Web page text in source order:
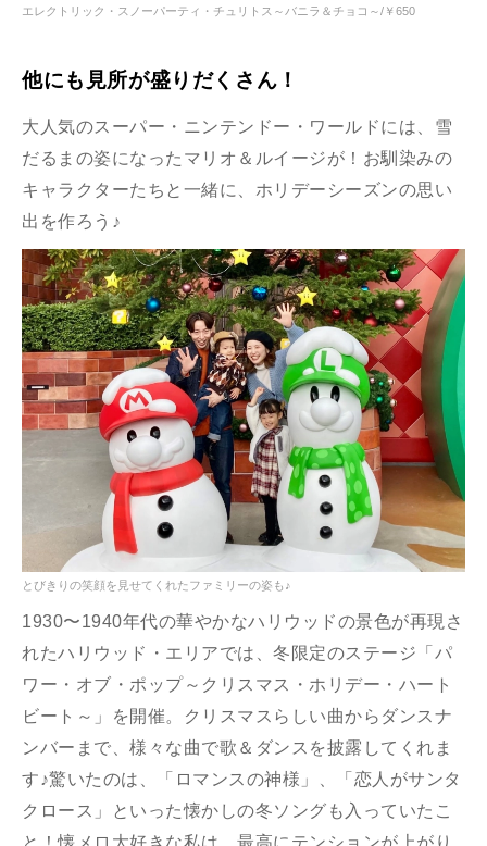
エレクトリック・スノーパーティ・チュリトス～バニラ＆チョコ～/ ￥650
他にも見所が盛りだくさん！
大人気のスーパー・ニンテンドー・ワールドには、雪
だるまの姿になったマリオ＆ルイージが！お馴染みの
キャラクターたちと一緒に、ホリデーシーズンの思い
出を作ろう♪
とびきりの笑顔を見せてくれたファミリーの姿も♪
1930〜1940年代の華やかなハリウッドの景色が再現さ
れたハリウッド・エリアでは、冬限定のステージ「パ
ワー・オブ・ポップ～クリスマス・ホリデー・ハート
ビート～」を開催。クリスマスらしい曲からダンスナ
ンバーまで、様々な曲で歌＆ダンスを披露してくれま
す♪驚いたのは、「ロマンスの神様」、「恋人がサンタ
クロース」といった懐かしの冬ソングも入っていたこ